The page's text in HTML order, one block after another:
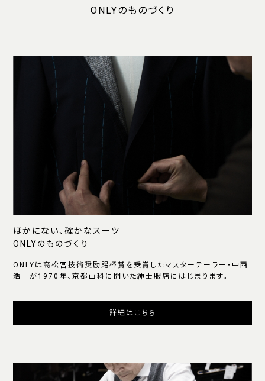
ONLYのものづくり
ほかにない、確かなスーツ
ONLYのものづくり
ONLYは高松宮技術奨励賜杯賞を受賞したマスターテーラー・中西
浩一が1970年、京都山科に開いた紳士服店にはじまります。
詳細はこちら